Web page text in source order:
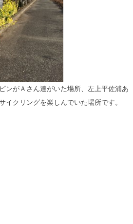
ンがＡさん達がいた場所、左上平佐浦あ
イクリングを楽しんでいた場所です。